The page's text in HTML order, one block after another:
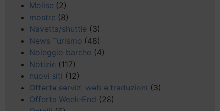
Molise (2)
mostre (8)
Navetta/shuttle (3)
News Turismo (48)
Noleggio barche (4)
Notizie (117)
nuovi siti (12)
Offerte servizi web e traduzioni (3)
Offerte Week-End (28)